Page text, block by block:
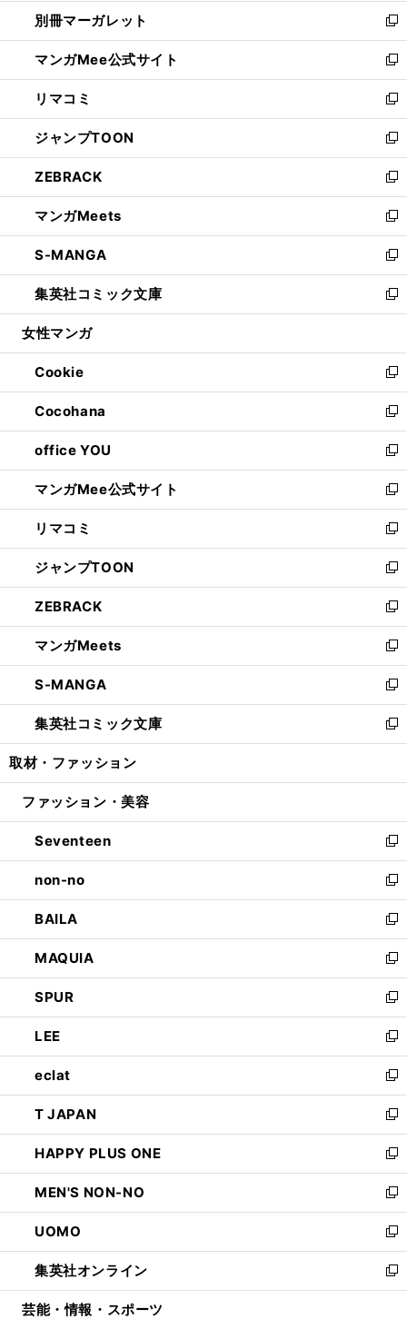
く
で
開
く
ウ
ィ
ン
ド
ウ
で
開
く
し
い
ウ
ィ
ン
ド
ウ
で
開
く
別冊マーガレット
新
し
い
ウ
ィ
ン
ド
ウ
で
開
く
マンガMee公式サイト
新
し
い
ウ
ィ
ン
ド
ウ
で
開
く
リマコミ
新
し
い
ウ
ィ
ン
ド
ウ
で
開
く
ジャンプTOON
新
し
い
ウ
ィ
ン
ド
ウ
で
開
ZEBRACK
新
し
い
ウ
ィ
ン
ド
ウ
開
く
マンガMeets
新
し
い
ウ
ィ
ン
ウ
で
開
く
S-MANGA
新
し
い
ウ
ン
ド
ウ
で
開
く
集英社コミック文庫
新
し
ウ
ィ
ン
ド
ウ
で
開
く
女性マンガ
Cookie
新
し
い
ウ
ィ
ン
ド
ウ
で
開
く
Cocohana
新
し
い
ウ
ィ
ン
ド
ウ
で
開
く
office YOU
新
し
い
ウ
ィ
ン
ド
ウ
で
開
く
マンガMee公式サイト
新
し
い
ウ
ィ
ン
ド
ウ
で
開
く
リマコミ
新
し
い
ウ
ィ
ン
ド
ウ
で
開
く
ジャンプTOON
新
し
い
ウ
ィ
ン
ド
ウ
で
開
ZEBRACK
新
し
い
ウ
ィ
ン
ド
ウ
開
マンガMeets
新
し
い
ウ
ィ
ン
ウ
開
く
S-MANGA
新
し
い
ウ
ン
ウ
で
開
く
集英社コミック文庫
新
し
ウ
ン
ド
ウ
で
開
く
取材・ファッション
ファッション・美容
Seventeen
新
し
い
ウ
ィ
ン
ド
ウ
で
開
く
non-no
新
し
い
ウ
ィ
ン
ド
ウ
で
開
く
BAILA
新
し
い
ウ
ィ
ン
ド
ウ
で
開
く
MAQUIA
新
し
い
ウ
ィ
ン
ド
ウ
で
開
く
SPUR
新
し
い
ウ
ィ
ン
ド
ウ
で
開
く
LEE
新
し
い
ウ
ィ
ン
ド
ウ
で
開
く
eclat
新
し
い
ウ
ィ
ン
ド
ウ
で
開
く
T JAPAN
新
し
い
ウ
ィ
ン
ド
ウ
で
開
HAPPY PLUS ONE
新
し
い
ウ
ィ
ン
ド
ウ
MEN'S NON-NO
新
し
い
ウ
ィ
ン
UOMO
新
し
い
ウ
集英社オンライン
新
し
芸能・情報・スポーツ